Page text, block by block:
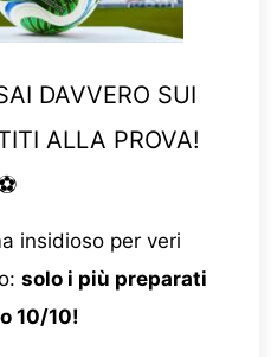
DAVVERO SUI
ALLA PROVA!
insidioso per veri
solo i più preparati
10/10!